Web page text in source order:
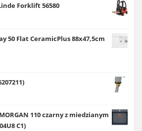
Forklift 56580
50 Flat CeramicPlus 88x47,5cm
110 czarny z miedzianym
C1)